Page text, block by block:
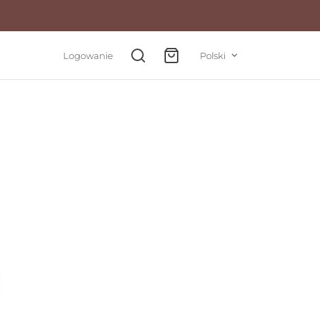
Logowanie Polski